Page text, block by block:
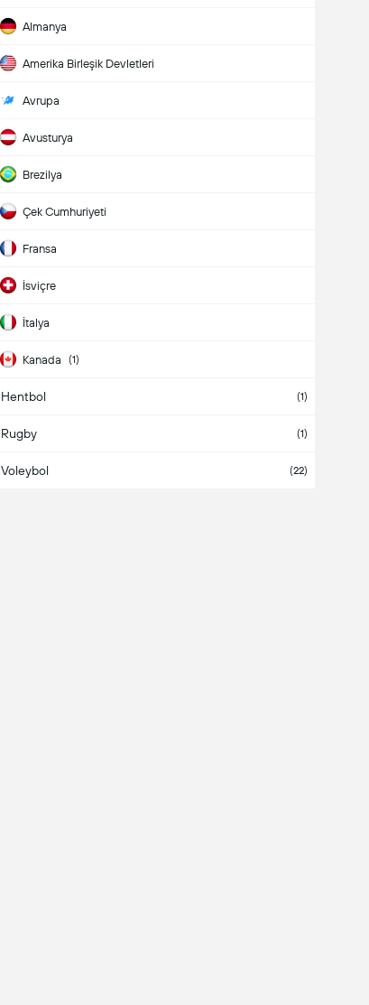
Almanya
Amerika Birleşik Devletleri
Avrupa
Avusturya
Brezilya
Çek Cumhuriyeti
Fransa
İsviçre
İtalya
Kanada (1)
Norveç
Polonya
Hentbol (1)
Rugby (1)
Voleybol (22)